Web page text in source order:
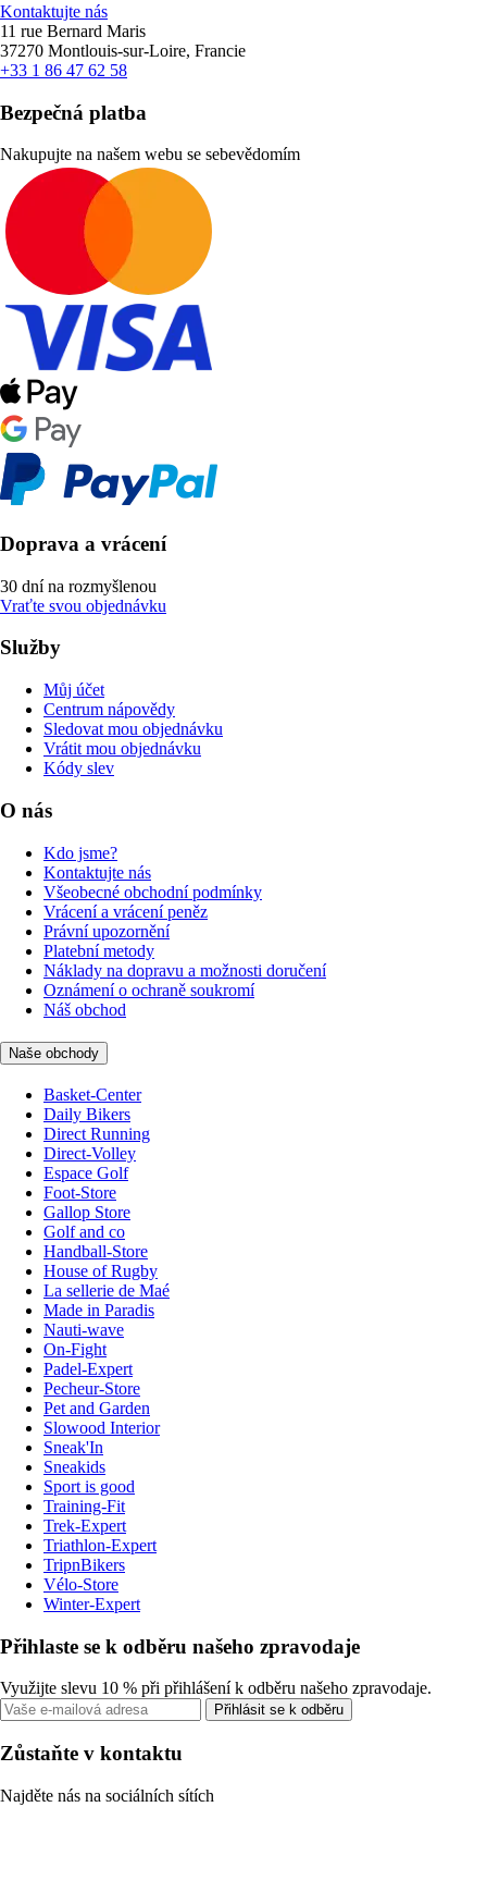
Kontaktujte nás
11 rue Bernard Maris
37270 Montlouis-sur-Loire, Francie
+33 1 86 47 62 58
Bezpečná platba
Nakupujte na našem webu se sebevědomím
Doprava a vrácení
30 dní na rozmyšlenou
Vraťte svou objednávku
Služby
Můj účet
Centrum nápovědy
Sledovat mou objednávku
Vrátit mou objednávku
Kódy slev
O nás
Kdo jsme?
Kontaktujte nás
Všeobecné obchodní podmínky
Vrácení a vrácení peněz
Právní upozornění
Platební metody
Náklady na dopravu a možnosti doručení
Oznámení o ochraně soukromí
Náš obchod
Naše obchody
Basket-Center
Daily Bikers
Direct Running
Direct-Volley
Espace Golf
Foot-Store
Gallop Store
Golf and co
Handball-Store
House of Rugby
La sellerie de Maé
Made in Paradis
Nauti-wave
On-Fight
Padel-Expert
Pecheur-Store
Pet and Garden
Slowood Interior
Sneak'In
Sneakids
Sport is good
Training-Fit
Trek-Expert
Triathlon-Expert
TripnBikers
Vélo-Store
Winter-Expert
Přihlaste se k odběru našeho zpravodaje
Využijte slevu 10 % při přihlášení k odběru našeho zpravodaje.
Přihlásit se k odběru
Zůstaňte v kontaktu
Najděte nás na sociálních sítích